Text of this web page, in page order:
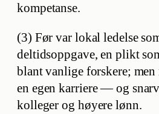
kompetanse.
(3) Før var lokal ledelse
deltidsoppgave, en plikt
blant vanlige forskere; men
en egen karriere — og
kolleger og høyere lønn.